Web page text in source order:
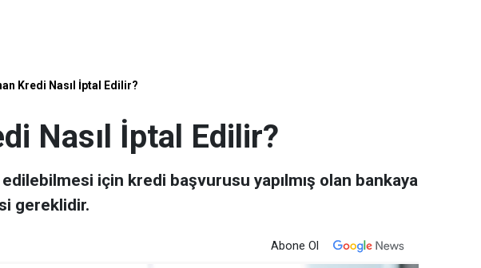
Kredi Nasıl İptal Edilir?
Nasıl İptal Edilir?
için kredi başvurusu yapılmış olan bankaya
gereklidir.
Abone Ol